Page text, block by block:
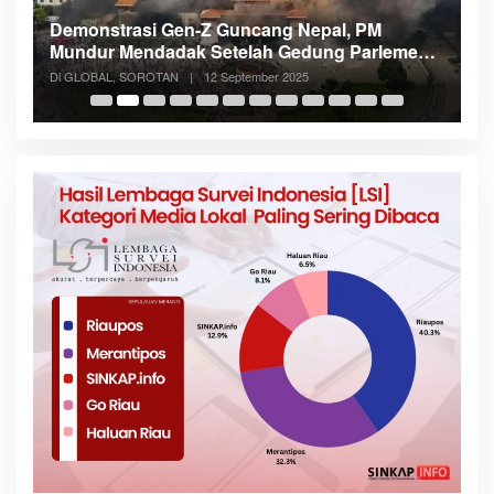
Demonstrasi Gen-Z Guncang Nepal, PM
Mundur Mendadak Setelah Gedung Parlemen
Dibakar
Di GLOBAL, SOROTAN | 12 September 2025